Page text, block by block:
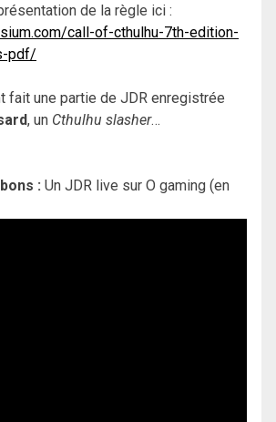
de la règle ici :
call-of-cthulhu-7th-edition-
pdf/
fait une partie de JDR enregistrée
, un Cthulhu slasher…
: Un JDR live sur O gaming (en